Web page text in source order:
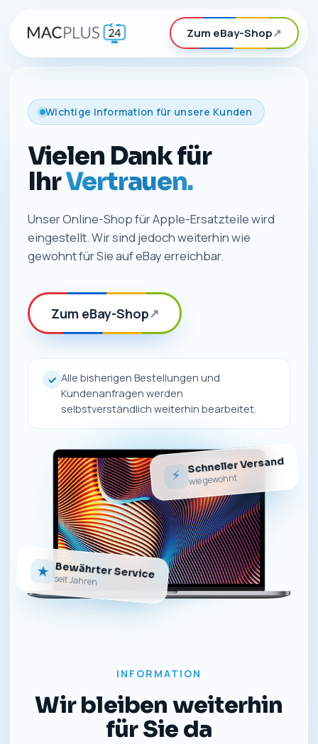
Zum eBay-Shop↗
Wichtige Information für unsere Kunden
Vielen Dank für
IhrVertrauen.
Unser Online-Shop für Apple-Ersatzteile wird
eingestellt. Wir sind jedoch weiterhin wie
gewohnt für Sie auf eBay erreichbar.
Zum eBay-Shop↗
✓ Alle bisherigen Bestellungen und
Kundenanfragen werden
selbstverständlich weiterhin bearbeitet.
⚡ Schneller Versand
wie gewohnt
★ Bewährter Service
seit Jahren
INFORMATION
Wir bleiben weiterhin
für Sie da